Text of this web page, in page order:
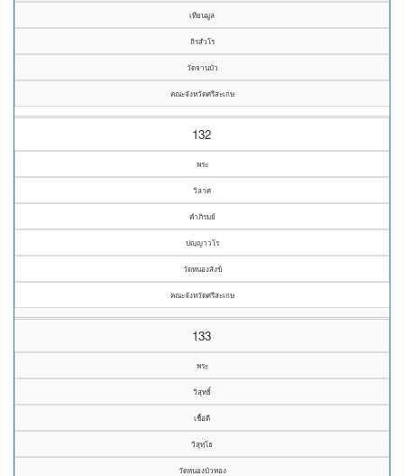
เทียนมูล
ถิรสํวโร
วัดจานบัว
คณะจังหวัดศรีสะเกษ
132
พระ
วิลาศ
คำภิรมย์
ปญฺญาวโร
วัดหนองสังข์
คณะจังหวัดศรีสะเกษ
133
พระ
วิสุทธิ์
เชื้อดี
วิสุทฺโธ
วัดหนองบัวทอง